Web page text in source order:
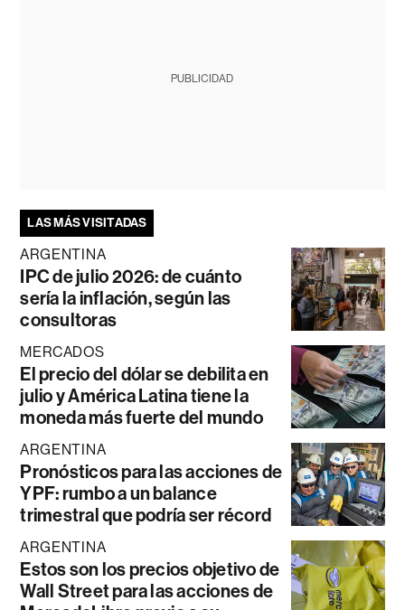
PUBLICIDAD
LAS MÁS VISITADAS
ARGENTINA
IPC de julio 2026: de cuánto
sería la inflación, según las
consultoras
MERCADOS
El precio del dólar se debilita en
julio y América Latina tiene la
moneda más fuerte del mundo
ARGENTINA
Pronósticos para las acciones de
YPF: rumbo a un balance
trimestral que podría ser récord
ARGENTINA
Estos son los precios objetivo de
Wall Street para las acciones de